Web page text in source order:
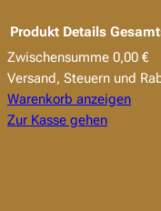
Produkte
im
Warenkorb
Produkt Details
Zwischensumme 0,00 €
Versand, Steuern und
Warenkorb anzeigen
Zur Kasse gehen